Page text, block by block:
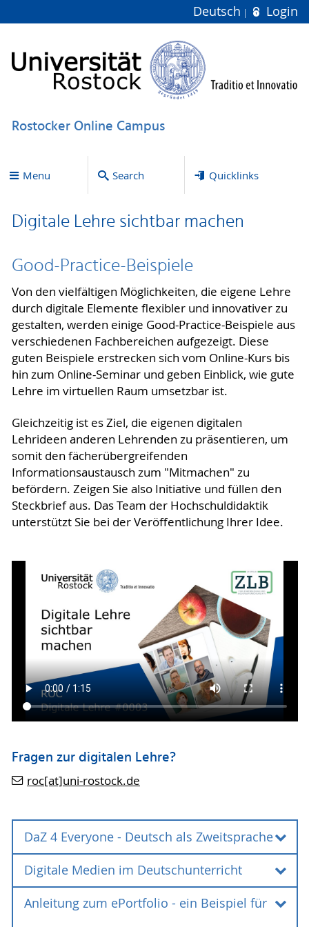
Deutsch Login
Rostocker Online Campus
Menu Search Quicklinks
Digitale Lehre sichtbar machen
Good-Practice-Beispiele
Von den vielfältigen Möglichkeiten, die eigene Lehre
durch digitale Elemente flexibler und innovativer zu
gestalten, werden einige Good-Practice-Beispiele aus
verschiedenen Fachbereichen aufgezeigt. Diese
guten Beispiele erstrecken sich vom Online-Kurs bis
hin zum Online-Seminar und geben Einblick, wie gute
Lehre im virtuellen Raum umsetzbar ist.
Gleichzeitig ist es Ziel, die eigenen digitalen
Lehrideen anderen Lehrenden zu präsentieren, um
somit den fächerübergreifenden
Informationsaustausch zum "Mitmachen" zu
befördern. Zeigen Sie also Initiative und füllen den
Steckbrief aus. Das Team der Hochschuldidaktik
unterstützt Sie bei der Veröffentlichung Ihrer Idee.
Fragen zur digitalen Lehre?
roc[at]uni-rostock.de
DaZ 4 Everyone - Deutsch als Zweitsprache
DaZ 4 Everyone - Deutsch als
Zweitsprache
Digitale Medien im Deutschunterricht
Digitale Medien im
Anleitung zum ePortfolio - ein Beispiel für